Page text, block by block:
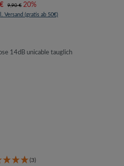
Regulärer Preis:
9,90 € 20%
Versand (gratis ab 50€)
(3)